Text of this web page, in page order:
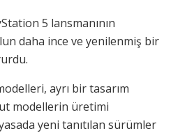
5 lansmanının
daha ince ve yenilenmiş bir
ayrı bir tasarım
modellerin üretimi
yeni tanıtılan sürümler